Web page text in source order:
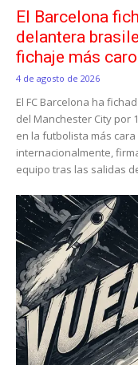
El Barcelona
delantera
fichaje más
4 de agosto de 2026
El FC Barcelona ha
del Manchester City por
en la futbolista más
internacionalmente,
equipo tras las salidas